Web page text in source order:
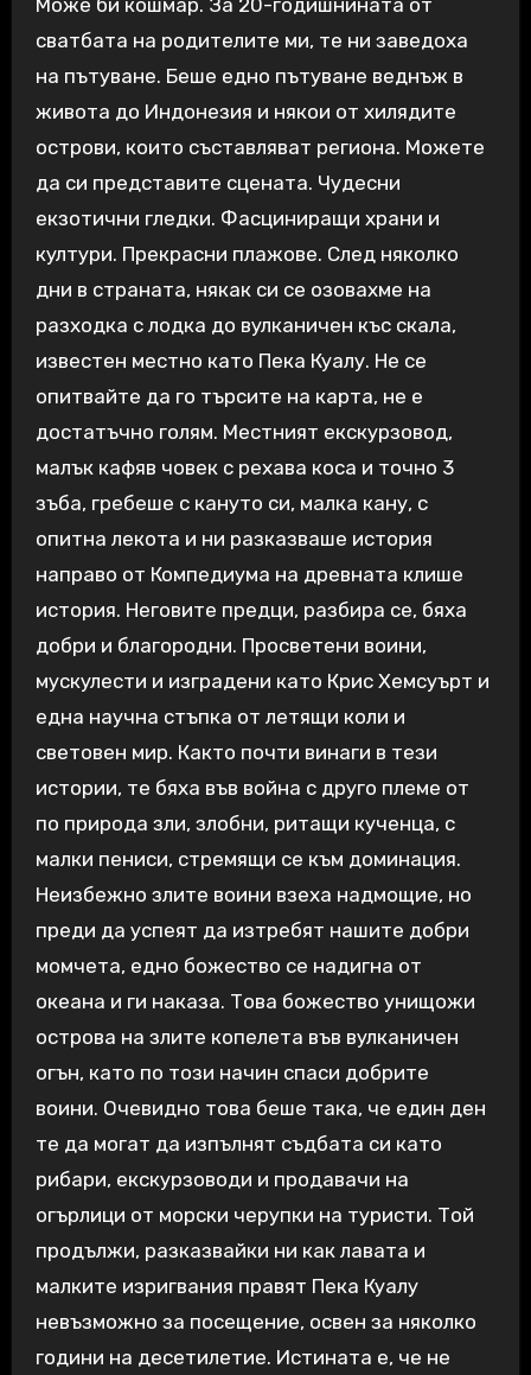
Може би кошмар. За 20-годишнината от
сватбата на родителите ми, те ни заведоха
на пътуване. Беше едно пътуване веднъж в
живота до Индонезия и някои от хилядите
острови, които съставляват региона. Можете
да си представите сцената. Чудесни
екзотични гледки. Фасциниращи храни и
култури. Прекрасни плажове. След няколко
дни в страната, някак си се озовахме на
разходка с лодка до вулканичен къс скала,
известен местно като Пека Куалу. Не се
опитвайте да го търсите на карта, не е
достатъчно голям. Местният екскурзовод,
малък кафяв човек с рехава коса и точно 3
зъба, гребеше с кануто си, малка кану, с
опитна лекота и ни разказваше история
направо от Компедиума на древната клише
история. Неговите предци, разбира се, бяха
добри и благородни. Просветени воини,
мускулести и изградени като Крис Хемсуърт и
една научна стъпка от летящи коли и
световен мир. Както почти винаги в тези
истории, те бяха във война с друго племе от
по природа зли, злобни, ритащи кученца, с
малки пениси, стремящи се към доминация.
Неизбежно злите воини взеха надмощие, но
преди да успеят да изтребят нашите добри
момчета, едно божество се надигна от
океана и ги наказа. Това божество унищожи
острова на злите копелета във вулканичен
огън, като по този начин спаси добрите
воини. Очевидно това беше така, че един ден
те да могат да изпълнят съдбата си като
рибари, екскурзоводи и продавачи на
огърлици от морски черупки на туристи. Той
продължи, разказвайки ни как лавата и
малките изригвания правят Пека Куалу
невъзможно за посещение, освен за няколко
години на десетилетие. Истината е, че не